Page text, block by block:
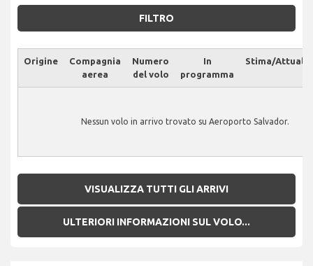
FILTRO
Origine
Compagnia
aerea
Numero
del volo
In
programma
Stima/Attuale
Nessun volo in arrivo trovato su Aeroporto Salvador.
VISUALIZZA TUTTI GLI ARRIVI
ULTERIORI INFORMAZIONI SUL VOLO...